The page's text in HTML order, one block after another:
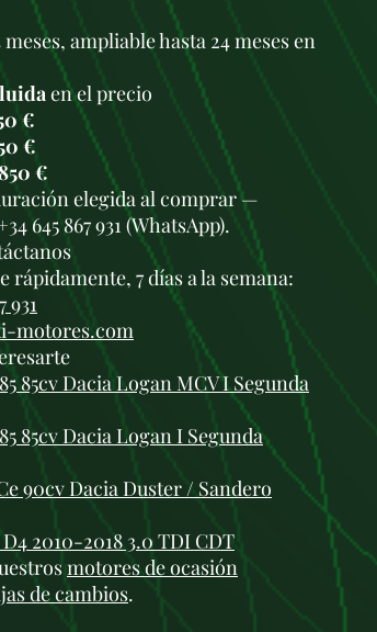
ampliable hasta 24 meses en
en el precio
€
€
€
elegida al comprar —
645 867 931 (WhatsApp).
rápidamente, 7 días a la semana:
931
motores.com
85cv Dacia Logan MCV I Segunda
85cv Dacia Logan I Segunda
90cv Dacia Duster / Sandero
2010-2018 3.0 TDI CDT
motores de ocasión
de cambios.